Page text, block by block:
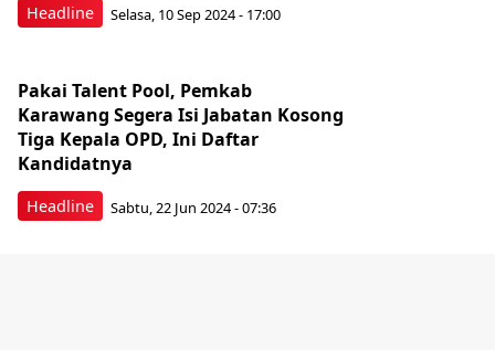
Headline Selasa, 10 Sep 2024 - 17:00
Headline
Pakai Talent Pool, Pemkab
Karawang Segera Isi Jabatan Kosong
Tiga Kepala OPD, Ini Daftar
Kandidatnya
Sabtu, 22 Jun 2024 - 07:36